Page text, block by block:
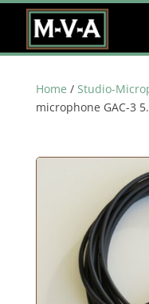
Home / Studio-
microphone GAC-3